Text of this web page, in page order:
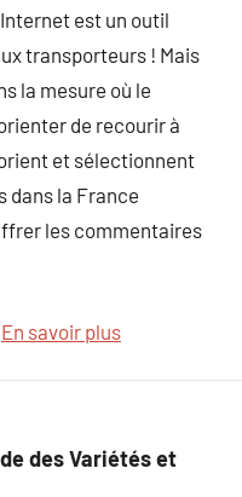
est un outil
transporteurs ! Mais
la mesure où le
de recourir à
et sélectionnent
dans la France
les commentaires
En savoir plus
des Variétés et